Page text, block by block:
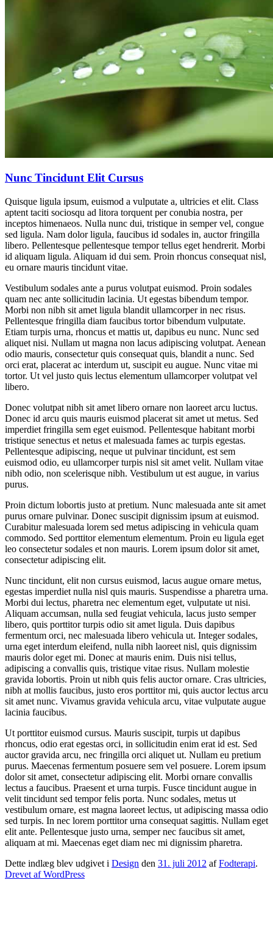
Nunc Tincidunt Elit Cursus
Quisque ligula ipsum, euismod a vulputate a, ultricies et elit. Class
aptent taciti sociosqu ad litora torquent per conubia nostra, per
inceptos himenaeos. Nulla nunc dui, tristique in semper vel, congue
sed ligula. Nam dolor ligula, faucibus id sodales in, auctor fringilla
libero. Pellentesque pellentesque tempor tellus eget hendrerit. Morbi
id aliquam ligula. Aliquam id dui sem. Proin rhoncus consequat nisl,
eu ornare mauris tincidunt vitae.
Vestibulum sodales ante a purus volutpat euismod. Proin sodales
quam nec ante sollicitudin lacinia. Ut egestas bibendum tempor.
Morbi non nibh sit amet ligula blandit ullamcorper in nec risus.
Pellentesque fringilla diam faucibus tortor bibendum vulputate.
Etiam turpis urna, rhoncus et mattis ut, dapibus eu nunc. Nunc sed
aliquet nisi. Nullam ut magna non lacus adipiscing volutpat. Aenean
odio mauris, consectetur quis consequat quis, blandit a nunc. Sed
orci erat, placerat ac interdum ut, suscipit eu augue. Nunc vitae mi
tortor. Ut vel justo quis lectus elementum ullamcorper volutpat vel
libero.
Donec volutpat nibh sit amet libero ornare non laoreet arcu luctus.
Donec id arcu quis mauris euismod placerat sit amet ut metus. Sed
imperdiet fringilla sem eget euismod. Pellentesque habitant morbi
tristique senectus et netus et malesuada fames ac turpis egestas.
Pellentesque adipiscing, neque ut pulvinar tincidunt, est sem
euismod odio, eu ullamcorper turpis nisl sit amet velit. Nullam vitae
nibh odio, non scelerisque nibh. Vestibulum ut est augue, in varius
purus.
Proin dictum lobortis justo at pretium. Nunc malesuada ante sit amet
purus ornare pulvinar. Donec suscipit dignissim ipsum at euismod.
Curabitur malesuada lorem sed metus adipiscing in vehicula quam
commodo. Sed porttitor elementum elementum. Proin eu ligula eget
leo consectetur sodales et non mauris. Lorem ipsum dolor sit amet,
consectetur adipiscing elit.
Nunc tincidunt, elit non cursus euismod, lacus augue ornare metus,
egestas imperdiet nulla nisl quis mauris. Suspendisse a pharetra urna.
Morbi dui lectus, pharetra nec elementum eget, vulputate ut nisi.
Aliquam accumsan, nulla sed feugiat vehicula, lacus justo semper
libero, quis porttitor turpis odio sit amet ligula. Duis dapibus
fermentum orci, nec malesuada libero vehicula ut. Integer sodales,
urna eget interdum eleifend, nulla nibh laoreet nisl, quis dignissim
mauris dolor eget mi. Donec at mauris enim. Duis nisi tellus,
adipiscing a convallis quis, tristique vitae risus. Nullam molestie
gravida lobortis. Proin ut nibh quis felis auctor ornare. Cras ultricies,
nibh at mollis faucibus, justo eros porttitor mi, quis auctor lectus arcu
sit amet nunc. Vivamus gravida vehicula arcu, vitae vulputate augue
lacinia faucibus.
Ut porttitor euismod cursus. Mauris suscipit, turpis ut dapibus
rhoncus, odio erat egestas orci, in sollicitudin enim erat id est. Sed
auctor gravida arcu, nec fringilla orci aliquet ut. Nullam eu pretium
purus. Maecenas fermentum posuere sem vel posuere. Lorem ipsum
dolor sit amet, consectetur adipiscing elit. Morbi ornare convallis
lectus a faucibus. Praesent et urna turpis. Fusce tincidunt augue in
velit tincidunt sed tempor felis porta. Nunc sodales, metus ut
vestibulum ornare, est magna laoreet lectus, ut adipiscing massa odio
sed turpis. In nec lorem porttitor urna consequat sagittis. Nullam eget
elit ante. Pellentesque justo urna, semper nec faucibus sit amet,
aliquam at mi. Maecenas eget diam nec mi dignissim pharetra.
Dette indlæg blev udgivet i Design den 31. juli 2012 afFodterapi.
Drevet af WordPress